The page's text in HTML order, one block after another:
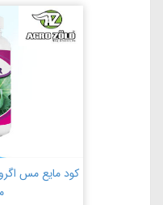
کود مایع مس